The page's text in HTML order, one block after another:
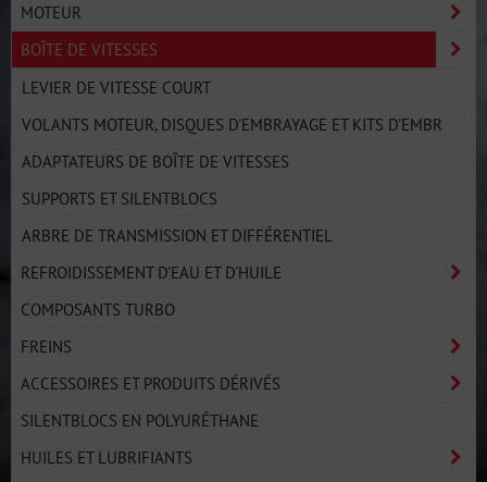
MOTEUR
BOÎTE DE VITESSES
LEVIER DE VITESSE COURT
VOLANTS MOTEUR, DISQUES D'EMBRAYAGE ET KITS D'EMBR
ADAPTATEURS DE BOÎTE DE VITESSES
SUPPORTS ET SILENTBLOCS
ARBRE DE TRANSMISSION ET DIFFÉRENTIEL
REFROIDISSEMENT D'EAU ET D'HUILE
COMPOSANTS TURBO
FREINS
ACCESSOIRES ET PRODUITS DÉRIVÉS
SILENTBLOCS EN POLYURÉTHANE
HUILES ET LUBRIFIANTS